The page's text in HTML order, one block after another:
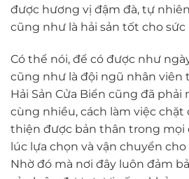
được hương vị đậm đà, tự
cũng như là hải sản tốt cho sức
Có thể nói, để có được như
cũng như là đội ngũ nhân viên
Hải Sản Cửa Biển cũng đã phải
cùng nhiều, cách làm việc chặt
thiện được bản thân trong mọi
lúc lựa chọn và vận chuyển
Nhờ đó mà nơi đây luôn đảm